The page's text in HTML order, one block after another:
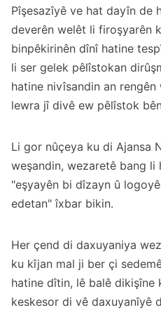
Pîşesazîyê ve hat dayîn de
deverên welêt li firoşyarên
binpêkirinên dînî hatine
li ser gelek pêlîstokan
hatine nivîsandin an
lewra jî divê ew pêlîstok
Li gor nûçeya ku di Ajansa
weşandin, wezaretê bang li
"eşyayên bi dîzayn û
edetan" îxbar bikin.
Her çend di daxuyaniya
ku kîjan mal ji ber çi
hatine dîtin, lê balê dikişîne
keskesor di vê daxuyanîyê